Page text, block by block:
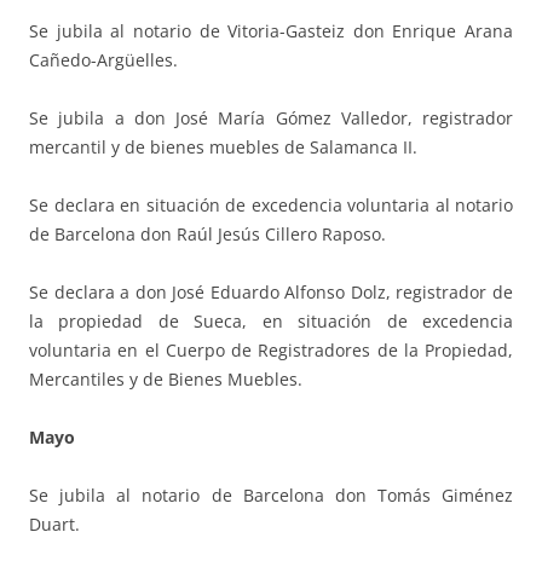
Se jubila al notario de Vitoria-Gasteiz don Enrique Arana
Cañedo-Argüelles.
Se jubila a don José María Gómez Valledor, registrador
mercantil y de bienes muebles de Salamanca II.
Se declara en situación de excedencia voluntaria al notario
de Barcelona don Raúl Jesús Cillero Raposo.
Se declara a don José Eduardo Alfonso Dolz, registrador de
la propiedad de Sueca, en situación de excedencia
voluntaria en el Cuerpo de Registradores de la Propiedad,
Mercantiles y de Bienes Muebles.
Mayo
Se jubila al notario de Barcelona don Tomás Giménez
Duart.